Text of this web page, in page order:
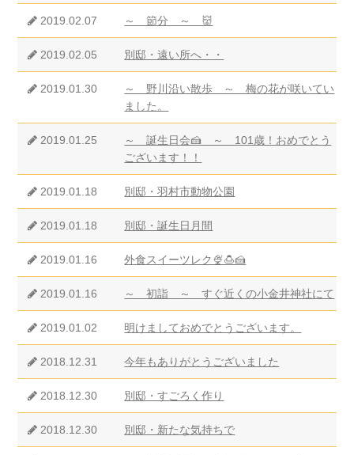
2019.02.07 ～ 節分 ～ 👹
2019.02.05 別邸・遠い所へ・・
2019.01.30
～ 野川沿い散歩 ～ 梅の花が咲いてい
ました。
2019.01.25
～ 誕生日会🍰 ～ 101歳！おめでとう
ございます！！
2019.01.18 別邸・羽村市動物公園
2019.01.18 別邸・誕生日月間
2019.01.16 外食スイーツレク🍨🍮🍰
2019.01.16 ～ 初詣 ～ すぐ近くの小金井神社にて
2019.01.02 明けましておめでとうございます。
2018.12.31 今年もありがとうございました
2018.12.30 別邸・すごろく作り
2018.12.30 別邸・新たな気持ちで